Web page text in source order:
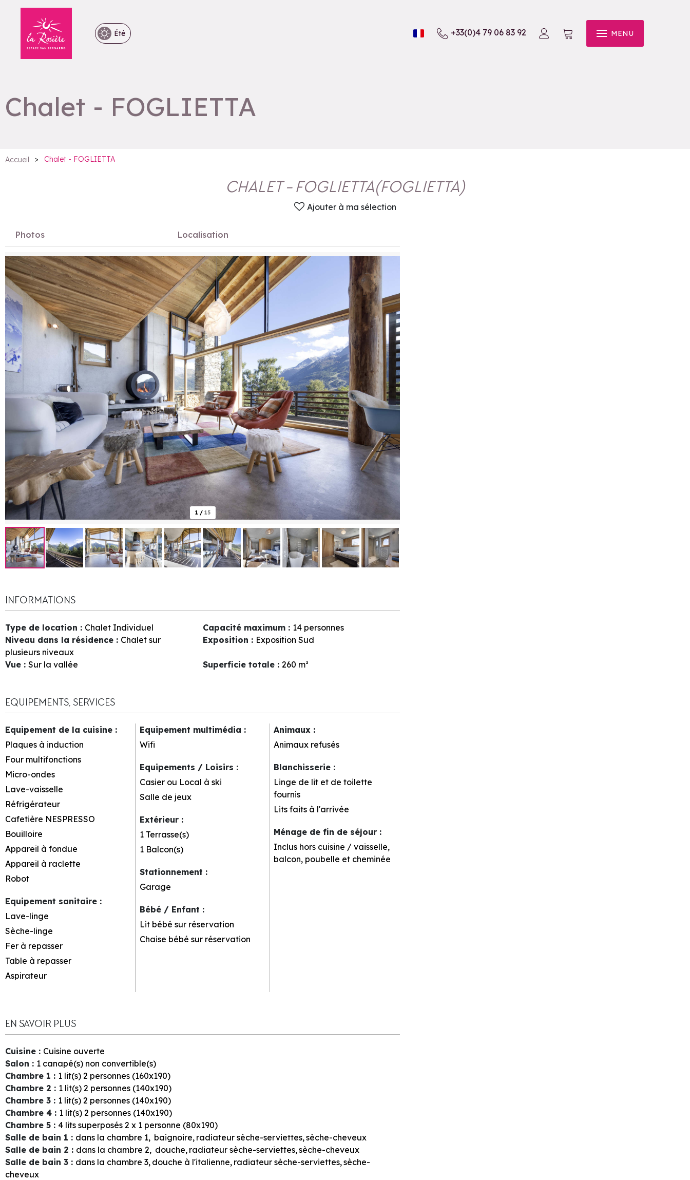
Été +33(0)4 79 06 83 92 MENU
Chalet - FOGLIETTA
Accueil > Chalet - FOGLIETTA
CHALET - FOGLIETTA(FOGLIETTA)
Ajouter à ma sélection
Photos Localisation
1 / 15
INFORMATIONS
Type de location : Chalet Individuel Capacité maximum : 14 personnes
Niveau dans la résidence : Chalet sur
plusieurs niveaux
Exposition : Exposition Sud
Vue : Sur la vallée Superficie totale : 260 m²
EQUIPEMENTS, SERVICES
Equipement de la cuisine :
Plaques à induction
Four multifonctions
Micro-ondes
Lave-vaisselle
Réfrigérateur
Cafetière NESPRESSO
Bouilloire
Appareil à fondue
Appareil à raclette
Robot
Equipement sanitaire :
Lave-linge
Sèche-linge
Fer à repasser
Table à repasser
Aspirateur
Equipement multimédia :
Wifi
Equipements / Loisirs :
Casier ou Local à ski
Salle de jeux
Extérieur :
1 Terrasse(s)
1 Balcon(s)
Stationnement :
Garage
Bébé / Enfant :
Lit bébé sur réservation
Chaise bébé sur réservation
Animaux :
Animaux refusés
Blanchisserie :
Linge de lit et de toilette
fournis
Lits faits à l'arrivée
Ménage de fin de séjour :
Inclus hors cuisine / vaisselle,
balcon, poubelle et cheminée
EN SAVOIR PLUS
Cuisine : Cuisine ouverte
Salon : 1 canapé(s) non convertible(s)
Chambre 1 : 1 lit(s) 2 personnes (160x190)
Chambre 2 : 1 lit(s) 2 personnes (140x190)
Chambre 3 : 1 lit(s) 2 personnes (140x190)
Chambre 4 : 1 lit(s) 2 personnes (140x190)
Chambre 5 : 4 lits superposés 2 x 1 personne (80x190)
Salle de bain 1 : dans la chambre 1 baignoire radiateur sèche-serviettes sèche-cheveux
Salle de bain 2 : dans la chambre 2 douche radiateur sèche-serviettes sèche-cheveux
Salle de bain 3 : dans la chambre 3 douche à l'italienne radiateur sèche-serviettes sèche-
cheveux